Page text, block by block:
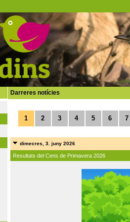
Darreres notícies
1 2 3 4 5 6 7
dimecres, 3. juny 2026
Resultats del Cens de Primavera 2026